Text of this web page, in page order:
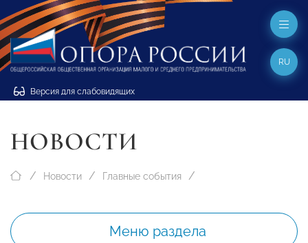
Версия для слабовидящих
RU
НОВОСТИ
Новости Главные события
Меню раздела